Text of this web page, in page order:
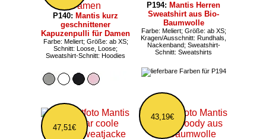
P140: Mantis kurz
geschnittener
Kapuzenpulli für Damen
Farbe: Meliert; Größe: ab XS;
Schnitt: Loose, Loose;
Sweatshirt-Schnitt: Hoodies
P194: Mantis Herren
Sweatshirt aus Bio-
Baumwolle
Farbe: Meliert; Größe: ab XS;
Kragen/Ausschnitt: Rundhals,
Nackenband; Sweatshirt-
Schnitt: Sweatshirts
47,51€
43,19€